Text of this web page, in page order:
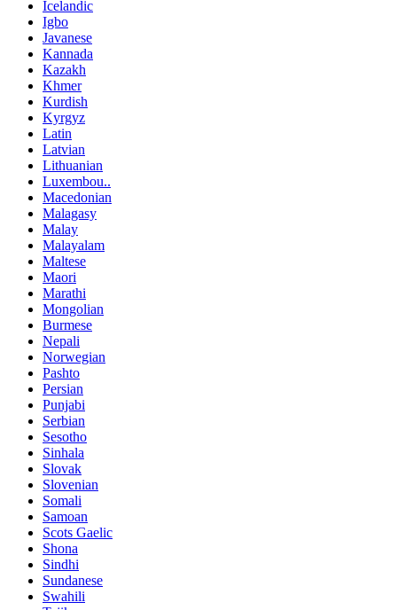
Icelandic
Igbo
Javanese
Kannada
Kazakh
Khmer
Kurdish
Kyrgyz
Latin
Latvian
Lithuanian
Luxembou..
Macedonian
Malagasy
Malay
Malayalam
Maltese
Maori
Marathi
Mongolian
Burmese
Nepali
Norwegian
Pashto
Persian
Punjabi
Serbian
Sesotho
Sinhala
Slovak
Slovenian
Somali
Samoan
Scots Gaelic
Shona
Sindhi
Sundanese
Swahili